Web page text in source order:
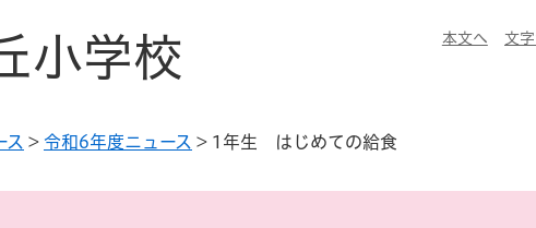
小学校 本文へ 文
ス > 令和6年度ニュース > 1年生 はじめての給食